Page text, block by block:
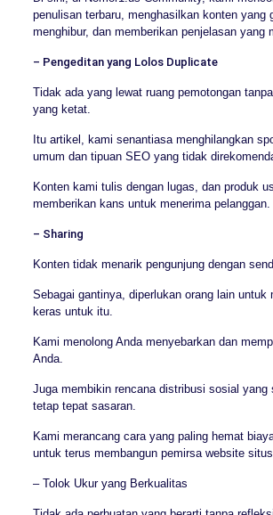
penulisan terbaru, menghasilkan konten yang
menghibur, dan memberikan penjelasan yang
– Pengeditan yang Lolos Duplicate
Tidak ada yang lewat ruang pemotongan
yang ketat.
Itu artikel, kami senantiasa menghilangkan
umum dan tipuan SEO yang tidak
Konten kami tulis dengan lugas, dan produk
memberikan kans untuk menerima pelanggan.
– Sharing
Konten tidak menarik pengunjung dengan
Sebagai gantinya, diperlukan orang lain untuk
keras untuk itu.
Kami menolong Anda menyebarkan dan
Anda.
Juga membikin rencana distribusi sosial yang
tetap tepat sasaran.
Kami merancang cara yang paling hemat
untuk terus membangun pemirsa website situs
– Tolok Ukur yang Berkualitas